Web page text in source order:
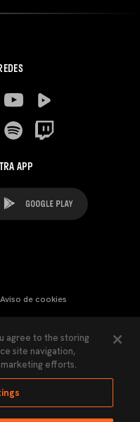
APP
Aviso de cookies
de Privacidad
agree to the storing
site navigation,
marketing efforts.